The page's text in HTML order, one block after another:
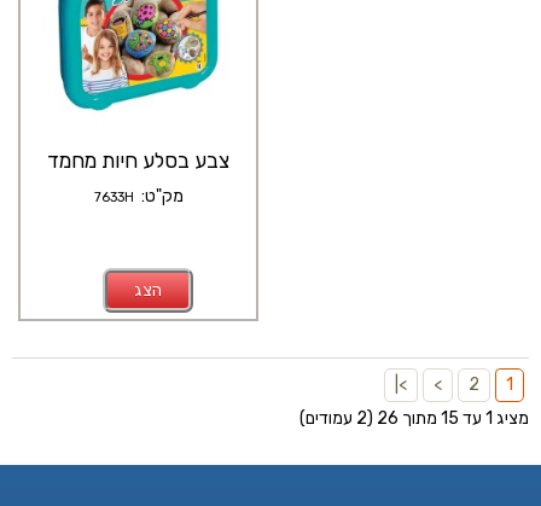
צבע בסלע חיות מחמד
מק"ט: 7633H
הצג
1
2
>
>|
מציג 1 עד 15 מתוך 26 (2 עמודים)